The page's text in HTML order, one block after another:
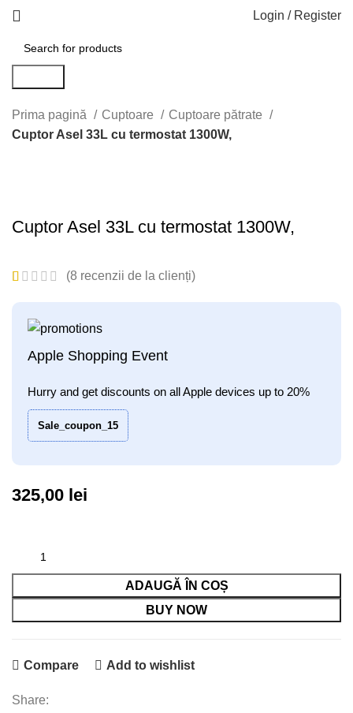
Login / Register
Prima pagină Cuptoare
Cuptoare pătrate
Cuptor Asel 33L cu termostat 1300W,
Cuptor Asel 33L cu termostat 1300W,
(8 recenzii de la clienți)
Apple Shopping Event
Hurry and get discounts on all Apple devices up to 20%
Sale_coupon_15
325,00 lei
ADAUGĂ ÎN COȘ
BUY NOW
Compare Add to wishlist
Share: